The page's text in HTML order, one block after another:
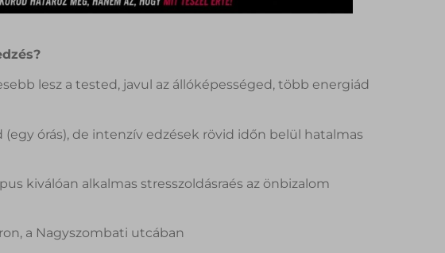
lesz a tested, javul az állóképességed, több energiád
órás), de intenzív edzések rövid időn belül hatalmas
kiválóan alkalmas stresszoldásraés az önbizalom
a Nagyszombati utcában